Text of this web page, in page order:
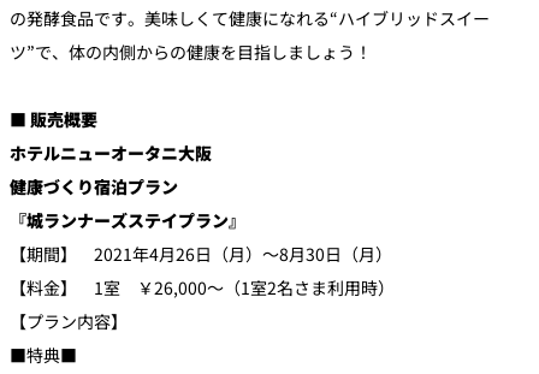
の発酵食品です。美味しくて健康になれる“ハイブリッドスイー
ツ”で、体の内側からの健康を目指しましょう！
■ 販売概要
ホテルニューオータニ大阪
健康づくり宿泊プラン
『城ランナーズステイプラン』
【期間】 2021年4月26日（月）～8月30日（月）
【料金】 1室 ￥26,000～（1室2名さま利用時）
【プラン内容】
■特典■